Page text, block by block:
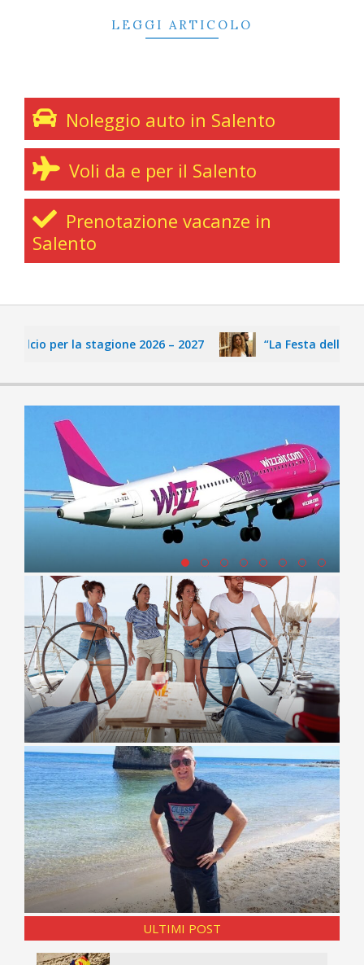
LEGGI ARTICOLO
Noleggio auto in Salento
Voli da e per il Salento
Prenotazione vacanze in
Salento
per la stagione 2026 – 2027 “La Festa delle
ULTIMI POST